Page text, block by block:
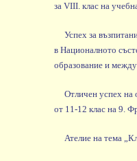
за VIII. клас на
Успех за
в Националното
образование и
Отличен успех на
от 11-12 клас на 9.
Ателие на тема